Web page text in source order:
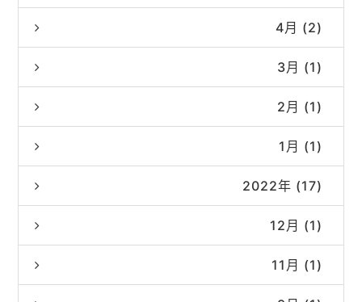
4月 (2)
3月 (1)
2月 (1)
1月 (1)
2022年 (17)
12月 (1)
11月 (1)